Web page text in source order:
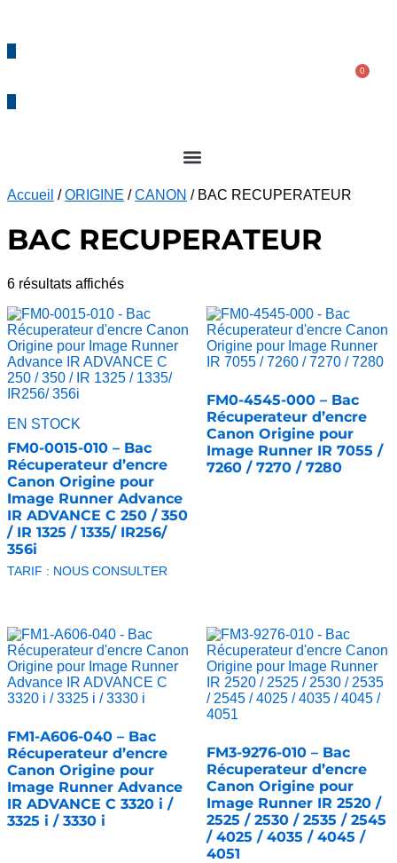
0
Accueil /ORIGINE /CANON / BAC RECUPERATEUR
BAC RECUPERATEUR
6 résultats affichés
EN STOCK
FM0-0015-010 – Bac
Récuperateur d’encre
Canon Origine pour
Image Runner Advance
IR ADVANCE C 250 / 350
/ IR 1325 / 1335/ IR256/
356i
TARIF : NOUS CONSULTER
FM0-4545-000 – Bac
Récuperateur d’encre
Canon Origine pour
Image Runner IR 7055 /
7260 / 7270 / 7280
FM1-A606-040 – Bac
Récuperateur d’encre
Canon Origine pour
Image Runner Advance
IR ADVANCE C 3320 i /
3325 i / 3330 i
FM3-9276-010 – Bac
Récuperateur d’encre
Canon Origine pour
Image Runner IR 2520 /
2525 / 2530 / 2535 / 2545
/ 4025 / 4035 / 4045 /
4051